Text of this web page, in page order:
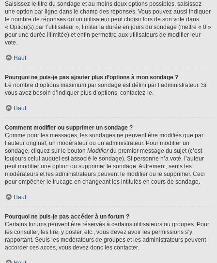
Saisissez le titre du sondage et au moins deux options possibles, saisissez
une option par ligne dans le champ des réponses. Vous pouvez aussi indiquer
le nombre de réponses qu’un utilisateur peut choisir lors de son vote dans
« Option(s) par l’utilisateur », limiter la durée en jours du sondage (mettre « 0 »
pour une durée illimitée) et enfin permettre aux utilisateurs de modifier leur
vote.
Haut
Pourquoi ne puis-je pas ajouter plus d’options à mon sondage ?
Le nombre d’options maximum par sondage est défini par l’administrateur. Si
vous avez besoin d’indiquer plus d’options, contactez-le.
Haut
Comment modifier ou supprimer un sondage ?
Comme pour les messages, les sondages ne peuvent être modifiés que par
l’auteur original, un modérateur ou un administrateur. Pour modifier un
sondage, cliquez sur le bouton Modifierdu premier message du sujet (c’est
toujours celui auquel est associé le sondage). Si personne n’a voté, l’auteur
peut modifier une option ou supprimer le sondage. Autrement, seuls les
modérateurs et les administrateurs peuvent le modifier ou le supprimer. Ceci
pour empêcher le trucage en changeant les intitulés en cours de sondage.
Haut
Pourquoi ne puis-je pas accéder à un forum ?
Certains forums peuvent être réservés à certains utilisateurs ou groupes. Pour
les consulter, les lire, y poster, etc., vous devez avoir les permissions s’y
rapportant. Seuls les modérateurs de groupes et les administrateurs peuvent
accorder ces accès, vous devez donc les contacter.